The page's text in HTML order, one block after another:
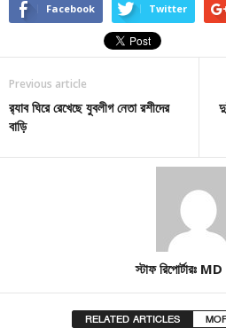
Facebook Twitter
Previous article
র‌্যাব ঘিরে রেখেছে যুবলীগ নেতা রশীদের
বাড়ি
স্টাফ রিপোর্টারঃ
RELATED ARTICLES